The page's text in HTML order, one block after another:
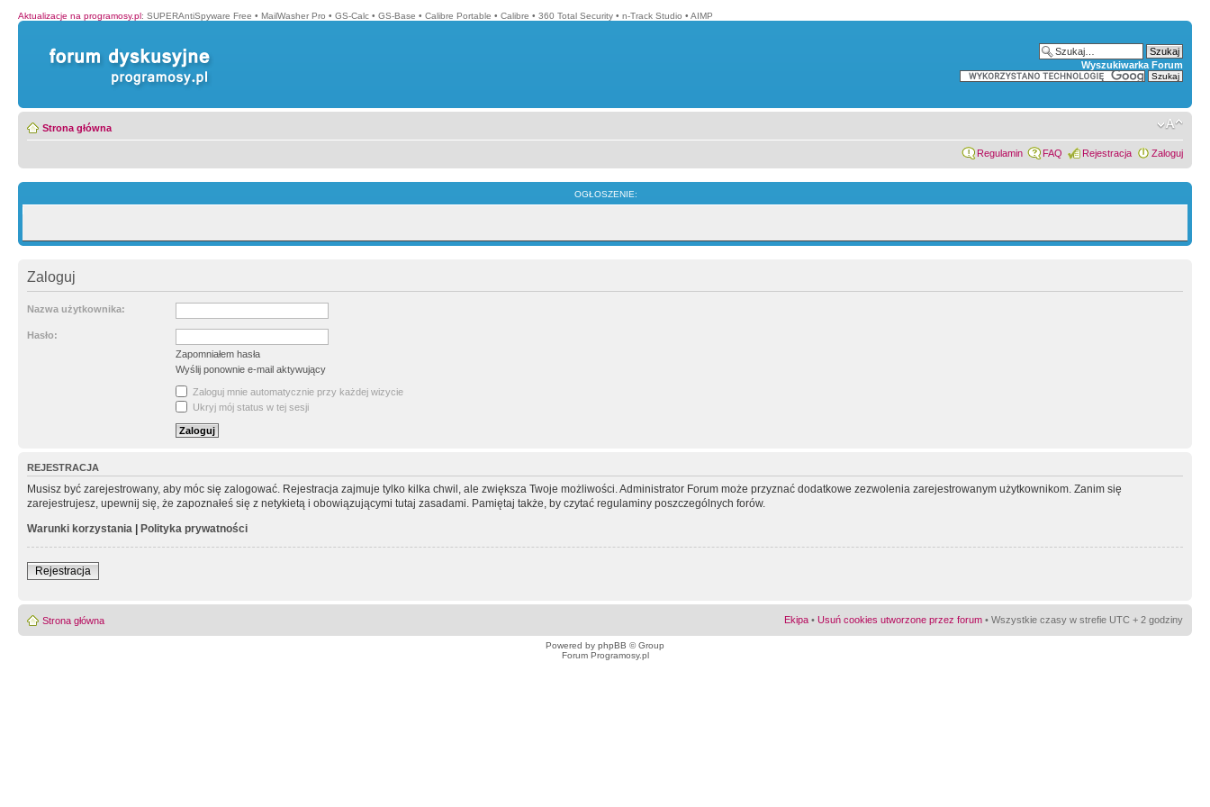
Aktualizacje na programosy.pl: SUPERAntiSpyware Free • MailWasher Pro • GS-Calc • GS-Base • Calibre Portable • Calibre • 360 Total Security • n-Track Studio • AIMP
Wyszukiwarka Forum
Strona główna
Regulamin FAQ Rejestracja Zaloguj
OGŁOSZENIE:
Zaloguj
Nazwa użytkownika:
Hasło:
Zapomniałem hasła
Wyślij ponownie e-mail aktywujący
Zaloguj mnie automatycznie przy każdej wizycie
Ukryj mój status w tej sesji
REJESTRACJA
Musisz być zarejestrowany, aby móc się zalogować. Rejestracja zajmuje tylko kilka chwil, ale zwiększa Twoje możliwości. Administrator Forum może przyznać dodatkowe zezwolenia zarejestrowanym użytkownikom. Zanim się
zarejestrujesz, upewnij się, że zapoznałeś się z netykietą i obowiązującymi tutaj zasadami. Pamiętaj także, by czytać regulaminy poszczególnych forów.
Warunki korzystania | Polityka prywatności
Rejestracja
Strona główna Ekipa • Usuń cookies utworzone przez forum • Wszystkie czasy w strefie UTC + 2 godziny
Powered by phpBB © Group
Forum Programosy.pl